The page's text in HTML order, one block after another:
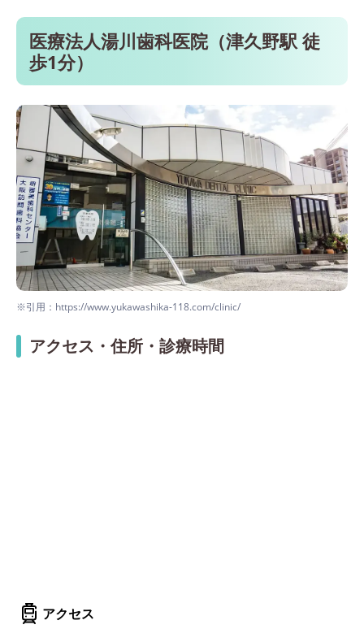
医療法人湯川歯科医院（津久野駅 徒
歩1分）
※引用：https://www.yukawashika-118.com/clinic/
アクセス・住所・診療時間
アクセス